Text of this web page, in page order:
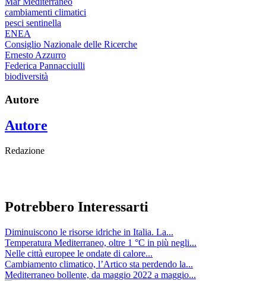
cambiamenti climatici
pesci sentinella
ENEA
Consiglio Nazionale delle Ricerche
Ernesto Azzurro
Federica Pannacciulli
biodiversità
Autore
Autore
Redazione
Potrebbero Interessarti
Diminuiscono le risorse idriche in Italia. La...
Temperatura Mediterraneo, oltre 1 °C in più negli...
Nelle città europee le ondate di calore...
Cambiamento climatico, l’Artico sta perdendo la...
Mediterraneo bollente, da maggio 2022 a maggio...